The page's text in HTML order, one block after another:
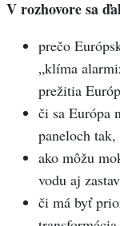
V rozhovore sa
prečo
„klíma
prežitia
či sa Európa
paneloch
ako môžu
vodu aj
či má byť